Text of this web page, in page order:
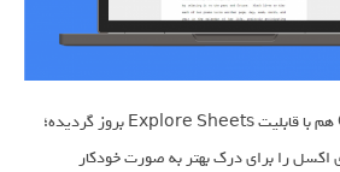
سرویس Google Sheets هم با قابلیت Explore Sheets بروز گردیده؛
اکسل را برای درک بهتر به صورت خودکار